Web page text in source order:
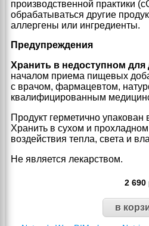
производственной практики
обрабатываться другие
аллергены или ингредиенты.
Предупреждения
Хранить в недоступном для
началом приема пищевых
с врачом, фармацевтом,
квалифицированным
Продукт герметично упакован
Хранить в сухом и
воздействия тепла, света и
Не является лекарством.
2 690